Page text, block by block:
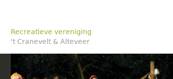
Recreatieve vereniging
't Cranevelt & Alteveer